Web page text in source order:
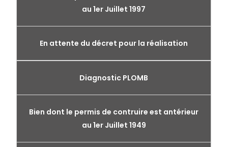
au 1er Juillet 1997
En attente du décret pour la réalisation
Diagnostic PLOMB
Bien dont le permis de contruire est antérieur
au 1er Juillet 1949